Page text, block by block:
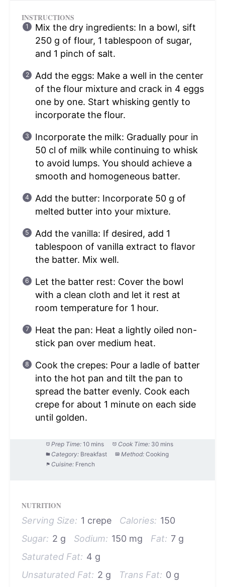
INSTRUCTIONS
Mix the dry ingredients: In a bowl, sift
250 g of flour, 1 tablespoon of sugar,
and 1 pinch of salt.
Add the eggs: Make a well in the center
of the flour mixture and crack in 4 eggs
one by one. Start whisking gently to
incorporate the flour.
Incorporate the milk: Gradually pour in
50 cl of milk while continuing to whisk
to avoid lumps. You should achieve a
smooth and homogeneous batter.
Add the butter: Incorporate 50 g of
melted butter into your mixture.
Add the vanilla: If desired, add 1
tablespoon of vanilla extract to flavor
the batter. Mix well.
Let the batter rest: Cover the bowl
with a clean cloth and let it rest at
room temperature for 1 hour.
Heat the pan: Heat a lightly oiled non-
stick pan over medium heat.
Cook the crepes: Pour a ladle of batter
into the hot pan and tilt the pan to
spread the batter evenly. Cook each
crepe for about 1 minute on each side
until golden.
Prep Time: 10 mins Cook Time: 30 mins
Category: Breakfast Method: Cooking
Cuisine: French
NUTRITION
Serving Size: 1 crepe Calories: 150
Sugar: 2 g Sodium: 150 mg Fat: 7 g
Saturated Fat: 4 g
Unsaturated Fat: 2 g Trans Fat: 0 g